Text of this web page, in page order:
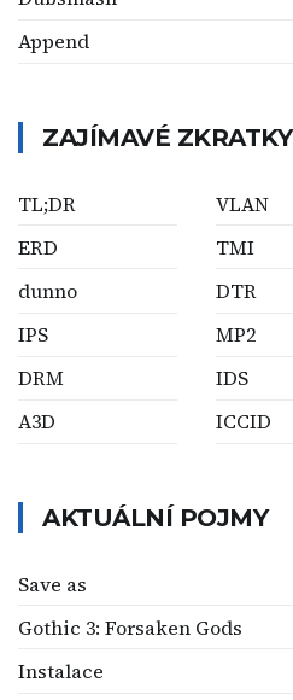
Append
ZAJÍMAVÉ ZKRATKY
TL;DR
ERD
dunno
IPS
DRM
A3D
VLAN
TMI
DTR
MP2
IDS
ICCID
AKTUÁLNÍ POJMY
Save as
Gothic 3: Forsaken Gods
Instalace